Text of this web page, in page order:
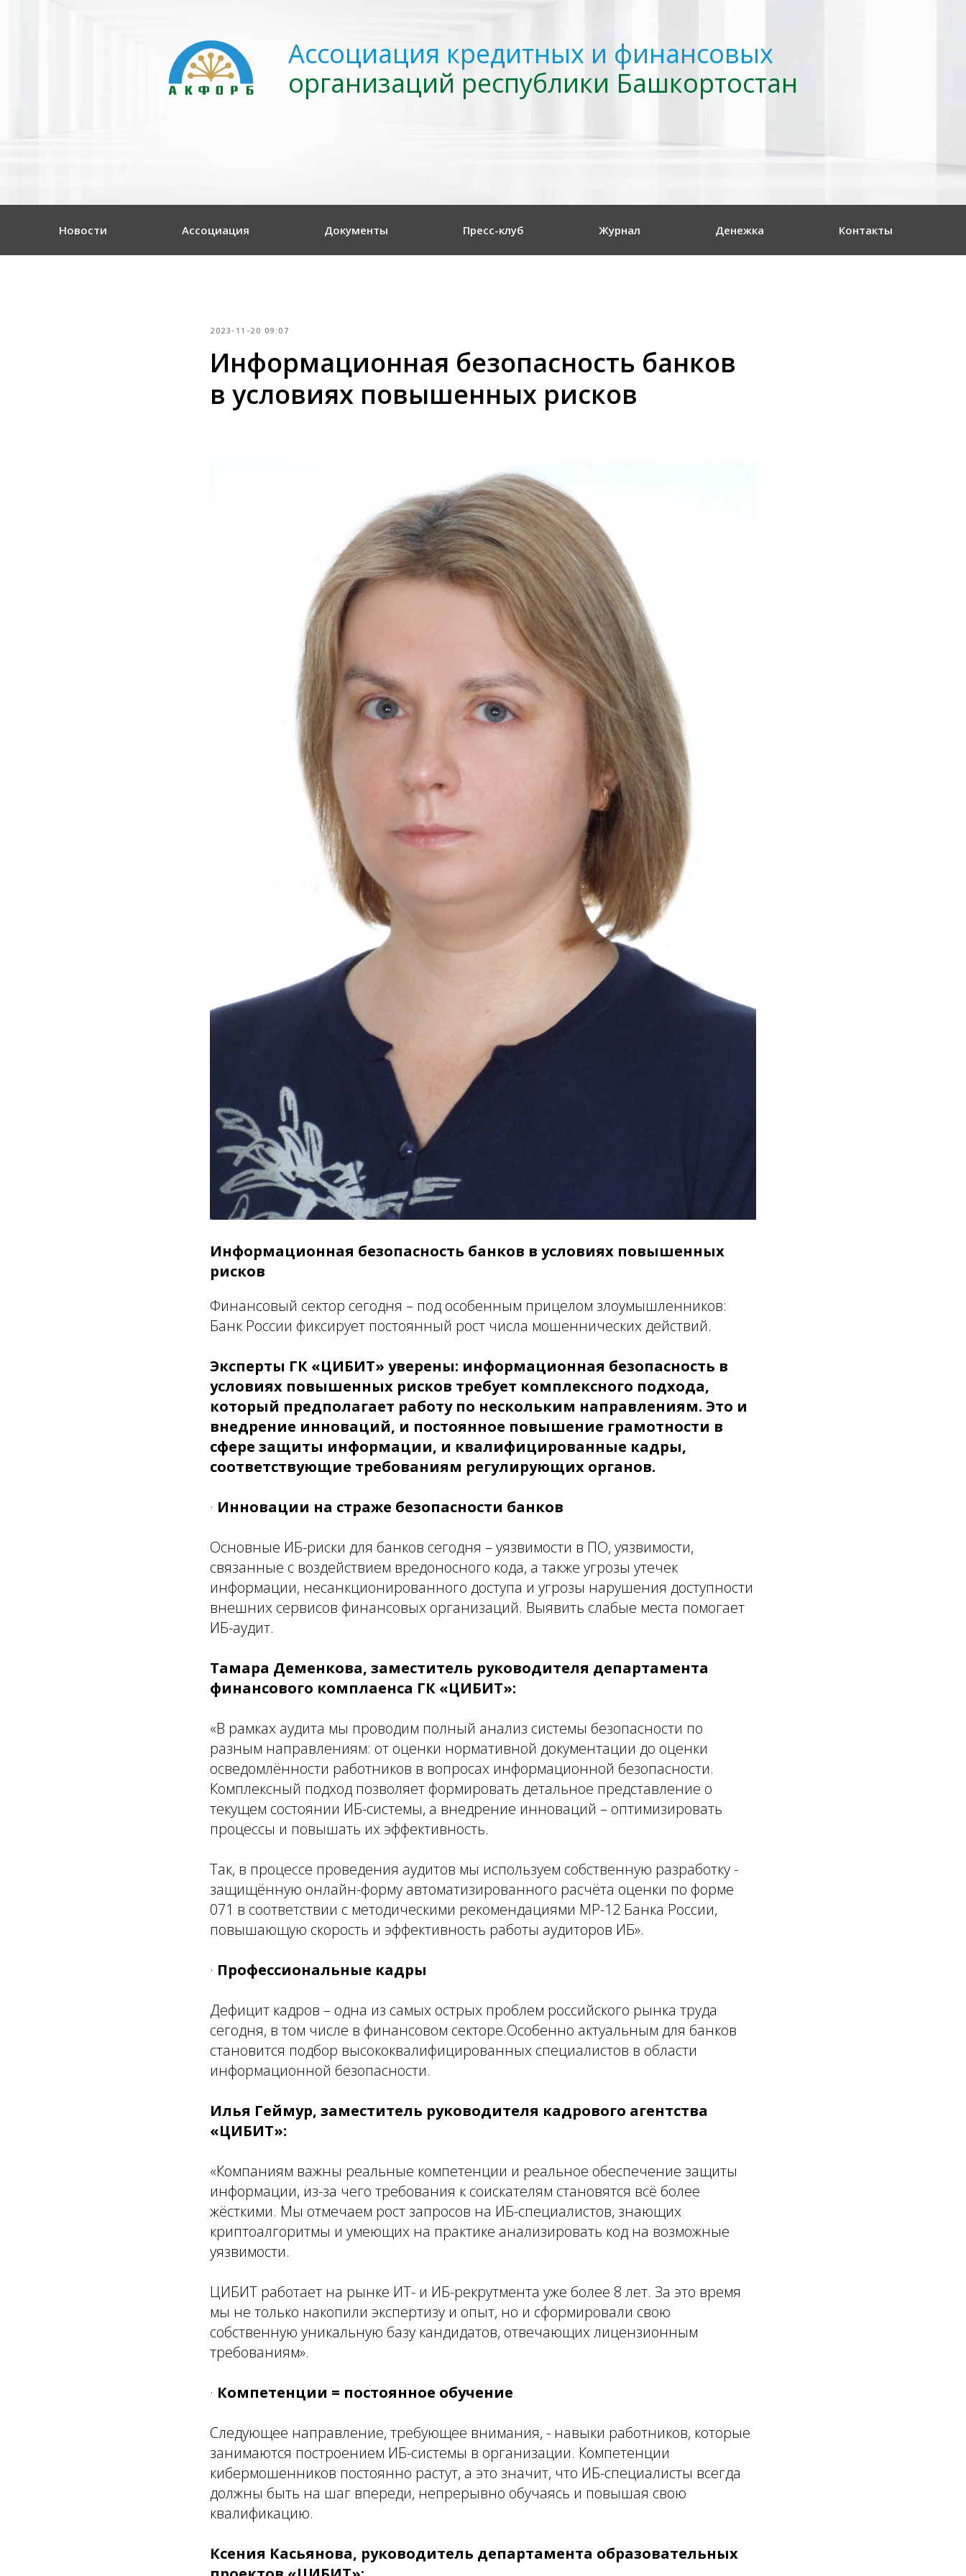
Ассоциация кредитных и финансовых
организаций республики Башкортостан
Новости Ассоциация Документы Пресс-клуб Журнал Денежка Контакты
2023-11-20 09:07
Информационная безопасность банков
в условиях повышенных рисков
Информационная безопасность банков в условиях повышенных
рисков
Финансовый сектор сегодня – под особенным прицелом злоумышленников:
Банк России фиксирует постоянный рост числа мошеннических действий.
Эксперты ГК «ЦИБИТ» уверены: информационная безопасность в
условиях повышенных рисков требует комплексного подхода,
который предполагает работу по нескольким направлениям. Это и
внедрение инноваций, и постоянное повышение грамотности в
сфере защиты информации, и квалифицированные кадры,
соответствующие требованиям регулирующих органов.
· Инновации на страже безопасности банков
Основные ИБ-риски для банков сегодня – уязвимости в ПО, уязвимости,
связанные с воздействием вредоносного кода, а также угрозы утечек
информации, несанкционированного доступа и угрозы нарушения доступности
внешних сервисов финансовых организаций. Выявить слабые места помогает
ИБ-аудит.
Тамара Деменкова, заместитель руководителя департамента
финансового комплаенса ГК «ЦИБИТ»:
«В рамках аудита мы проводим полный анализ системы безопасности по
разным направлениям: от оценки нормативной документации до оценки
осведомлённости работников в вопросах информационной безопасности.
Комплексный подход позволяет формировать детальное представление о
текущем состоянии ИБ-системы, а внедрение инноваций – оптимизировать
процессы и повышать их эффективность.
Так, в процессе проведения аудитов мы используем собственную разработку -
защищённую онлайн-форму автоматизированного расчёта оценки по форме
071 в соответствии с методическими рекомендациями МР-12 Банка России,
повышающую скорость и эффективность работы аудиторов ИБ».
· Профессиональные кадры
Дефицит кадров – одна из самых острых проблем российского рынка труда
сегодня, в том числе в финансовом секторе.Особенно актуальным для банков
становится подбор высококвалифицированных специалистов в области
информационной безопасности.
Илья Геймур, заместитель руководителя кадрового агентства
«ЦИБИТ»:
«Компаниям важны реальные компетенции и реальное обеспечение защиты
информации, из-за чего требования к соискателям становятся всё более
жёсткими. Мы отмечаем рост запросов на ИБ-специалистов, знающих
криптоалгоритмы и умеющих на практике анализировать код на возможные
уязвимости.
ЦИБИТ работает на рынке ИТ- и ИБ-рекрутмента уже более 8 лет. За это время
мы не только накопили экспертизу и опыт, но и сформировали свою
собственную уникальную базу кандидатов, отвечающих лицензионным
требованиям».
· Компетенции = постоянное обучение
Следующее направление, требующее внимания, - навыки работников, которые
занимаются построением ИБ-системы в организации. Компетенции
кибермошенников постоянно растут, а это значит, что ИБ-специалисты всегда
должны быть на шаг впереди, непрерывно обучаясь и повышая свою
квалификацию.
Ксения Касьянова, руководитель департамента образовательных